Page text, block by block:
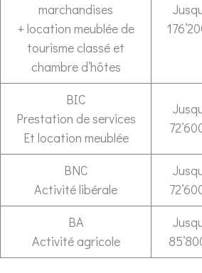
marchandises
+ location meublée de
tourisme classé et
chambre d’hôtes
BIC
Prestation de services
Et location meublée
BNC
Activité libérale
BA
Activité agricole